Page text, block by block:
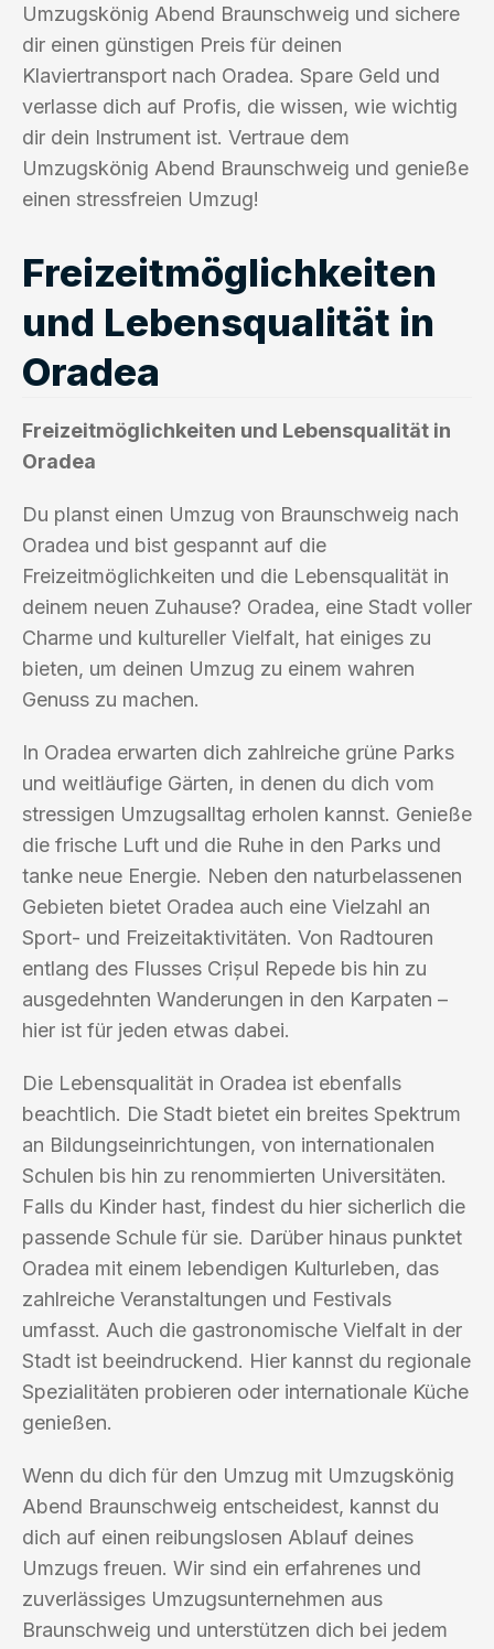
Umzugskönig Abend Braunschweig und sichere
dir einen günstigen Preis für deinen
Klaviertransport nach Oradea. Spare Geld und
verlasse dich auf Profis, die wissen, wie wichtig
dir dein Instrument ist. Vertraue dem
Umzugskönig Abend Braunschweig und genieße
einen stressfreien Umzug!
Freizeitmöglichkeiten
und Lebensqualität in
Oradea
Freizeitmöglichkeiten und Lebensqualität in
Oradea
Du planst einen Umzug von Braunschweig nach
Oradea und bist gespannt auf die
Freizeitmöglichkeiten und die Lebensqualität in
deinem neuen Zuhause? Oradea, eine Stadt voller
Charme und kultureller Vielfalt, hat einiges zu
bieten, um deinen Umzug zu einem wahren
Genuss zu machen.
In Oradea erwarten dich zahlreiche grüne Parks
und weitläufige Gärten, in denen du dich vom
stressigen Umzugsalltag erholen kannst. Genieße
die frische Luft und die Ruhe in den Parks und
tanke neue Energie. Neben den naturbelassenen
Gebieten bietet Oradea auch eine Vielzahl an
Sport- und Freizeitaktivitäten. Von Radtouren
entlang des Flusses Crișul Repede bis hin zu
ausgedehnten Wanderungen in den Karpaten –
hier ist für jeden etwas dabei.
Die Lebensqualität in Oradea ist ebenfalls
beachtlich. Die Stadt bietet ein breites Spektrum
an Bildungseinrichtungen, von internationalen
Schulen bis hin zu renommierten Universitäten.
Falls du Kinder hast, findest du hier sicherlich die
passende Schule für sie. Darüber hinaus punktet
Oradea mit einem lebendigen Kulturleben, das
zahlreiche Veranstaltungen und Festivals
umfasst. Auch die gastronomische Vielfalt in der
Stadt ist beeindruckend. Hier kannst du regionale
Spezialitäten probieren oder internationale Küche
genießen.
Wenn du dich für den Umzug mit Umzugskönig
Abend Braunschweig entscheidest, kannst du
dich auf einen reibungslosen Ablauf deines
Umzugs freuen. Wir sind ein erfahrenes und
zuverlässiges Umzugsunternehmen aus
Braunschweig und unterstützen dich bei jedem